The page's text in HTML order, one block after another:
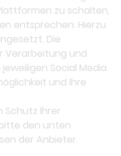
zu schalten,
entsprechen. Hierzu
Die
Verarbeitung und
Social Media
und Ihre
Schutz Ihrer
den unten
der Anbieter.